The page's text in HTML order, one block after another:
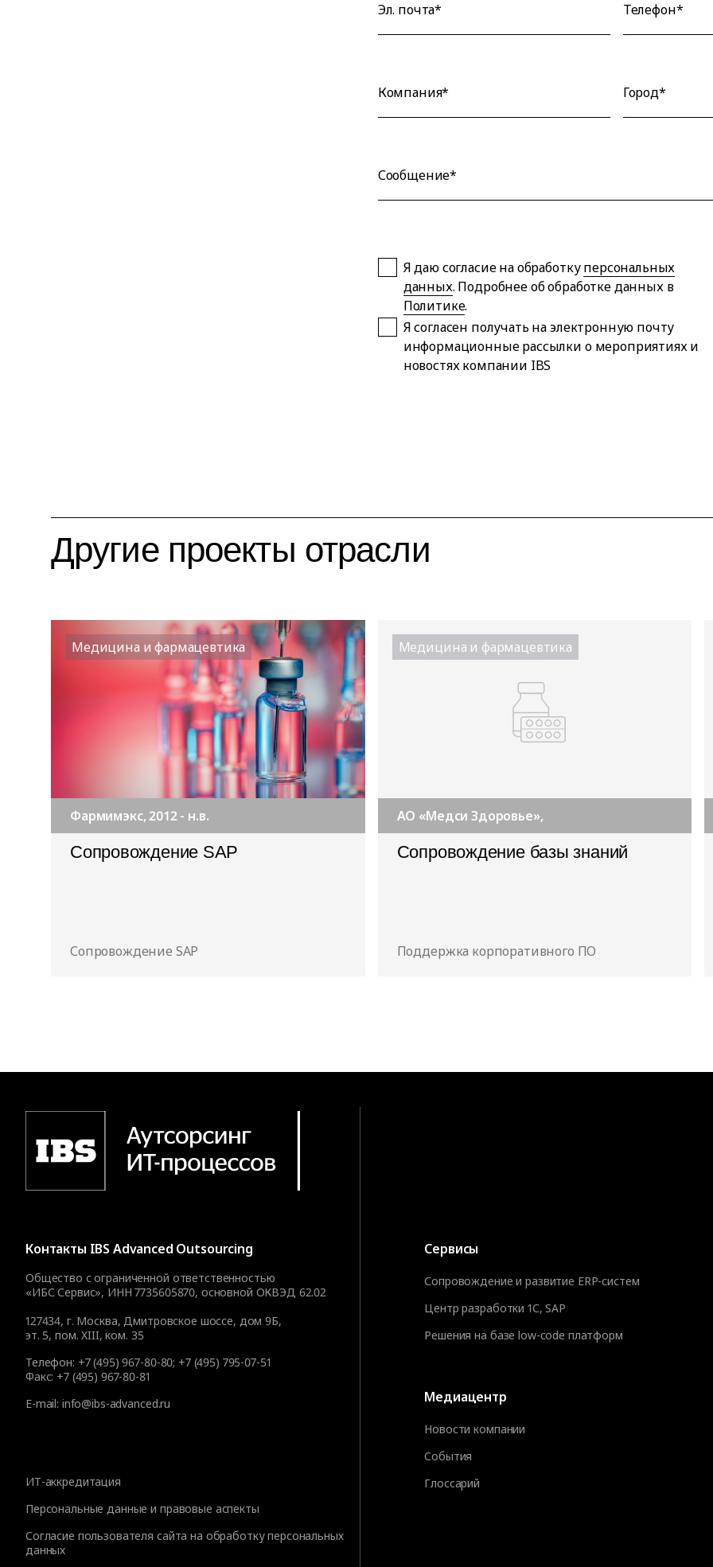
Эл. почта* Телефон*
Компания* Город*
Сообщение*
Я даю согласие на обработкуперсональных
данных. Подробнее об обработке данных в
Политике.
Я согласен получать на электронную почту
информационные рассылки о мероприятиях и
новостях компании IBS
Другие проекты отрасли
Медицина и фармацевтика
Фармимэкс, 2012 - н.в.
Cопровождение SAP
Сопровождение SAP
Медицина и фармацевтика
АО «Медси Здоровье»,
Сопровождение базы знаний
Поддержка корпоративного ПО
Контакты IBS Advanced Outsourcing
Общество с ограниченной ответственностью
«ИБС Сервис», ИНН 7735605870, основной ОКВЭД 62.02
127434, г. Москва, Дмитровское шоссе, дом 9Б,
эт. 5, пом. XIII, ком. 35
Телефон: +7 (495) 967-80-80; +7 (495) 795-07-51
Факс: +7 (495) 967-80-81
E-mail: info@ibs-advanced.ru
ИТ-аккредитация
Персональные данные и правовые аспекты
Согласие пользователя сайта на обработку персональных
данных
Сервисы
Сопровождение и развитие ERP-систем
Центр разработки 1С, SAP
Решения на базе low-code платформ
Медиацентр
Новости компании
События
Глоссарий